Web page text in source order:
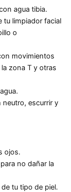
agua tibia.
tu limpiador facial
o
movimientos
zona T y otras
neutro, escurrir y
ojos.
no dañar la
tu tipo de piel.